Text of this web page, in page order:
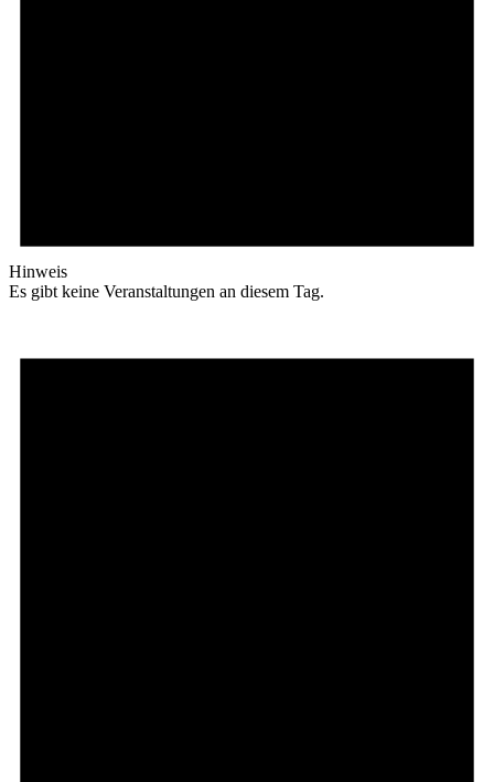
Hinweis
Es gibt keine Veranstaltungen an diesem Tag.